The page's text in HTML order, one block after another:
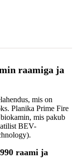
raamiga ja
mis on
Planika Prime Fire
mis pakub
BEV-
raami ja